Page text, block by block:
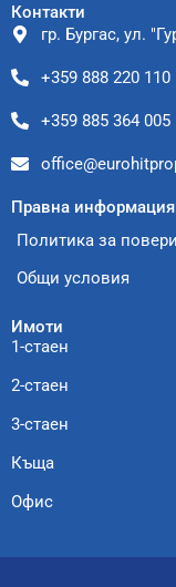
Контакти
гр. Бургас, ул.
+359 888 220 110
+359 885 364 005
Правна информация
Политика за
Общи условия
Имоти
1-стаен
2-стаен
3-стаен
Къща
Офис